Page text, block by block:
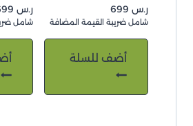
ر.س
شامل ضريبة القيمة المضافة
أضف للسلة
ر.س
شامل